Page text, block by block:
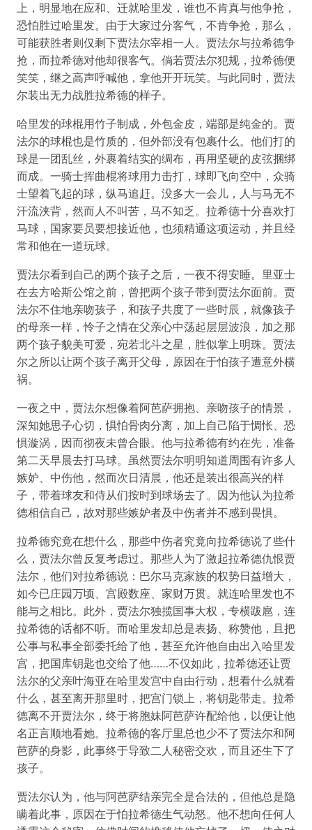
上，明显地在应和、迁就哈里发，谁也不肯真与他争抢，
恐怕胜过哈里发。由于大家过分客气，不肯争抢，那么，
可能获胜者则仅剩下贾法尔宰相一人。贾法尔与拉希德争
抢，而拉希德对他却很客气。倘若贾法尔犯规，拉希德便
笑笑，继之高声呼喊他，拿他开开玩笑。与此同时，贾法
尔装出无力战胜拉希德的样子。
哈里发的球棍用竹子制成，外包金皮，端部是纯金的。贾
法尔的球棍也是竹质的，但外部没有包裹什么。他们打的
球是一团乱丝，外裹着结实的绸布，再用坚硬的皮弦捆绑
而成。一骑士挥曲棍将球用力击打，球即飞向空中，众骑
士望着飞起的球，纵马追赶。没多大一会儿，人与马无不
汗流浃背，然而人不叫苦，马不知乏。拉希德十分喜欢打
马球，国家要员要想接近他，也须精通这项运动，并且经
常和他在一道玩球。
贾法尔看到自己的两个孩子之后，一夜不得安睡。里亚士
在去方哈斯公馆之前，曾把两个孩子带到贾法尔面前。贾
法尔不住地亲吻孩子，和孩子共度了一些时辰，就像孩子
的母亲一样，怜子之情在父亲心中荡起层层波浪，加之那
两个孩子貌美可爱，宛若北斗之星，胜似掌上明珠。贾法
尔之所以让两个孩子离开父母，原因在于怕孩子遭意外横
祸。
一夜之中，贾法尔想像着阿芭萨拥抱、亲吻孩子的情景，
深知她思子心切，惧怕骨肉分离，加上自己陷于惆怅、恐
惧漩涡，因而彻夜未曾合眼。他与拉希德有约在先，准备
第二天早晨去打马球。虽然贾法尔明明知道周围有许多人
嫉妒、中伤他，然而次日清晨，他还是装出很高兴的样
子，带着球友和侍从们按时到球场去了。因为他认为拉希
德相信自己，故对那些嫉妒者及中伤者并不感到畏惧。
拉希德究竟在想什么，那些中伤者究竟向拉希德说了些什
么，贾法尔曾反复考虑过。那些人为了激起拉希德仇恨贾
法尔，他们对拉希德说：巴尔马克家族的权势日益增大，
如今已庄园万顷、宫殿数座、家财万贯。就连哈里发也不
能与之相比。此外，贾法尔独揽国事大权，专横跋扈，连
拉希德的话都不听。而哈里发却总是表扬、称赞他，且把
公事与私事全部委托给了他，甚至允许他自由出入哈里发
宫，把国库钥匙也交给了他……不仅如此，拉希德还让贾
法尔的父亲叶海亚在哈里发宫中自由行动，想看什么就看
什么，甚至离开那里时，把宫门锁上，将钥匙带走。拉希
德离不开贾法尔，终于将胞妹阿芭萨许配给他，以便让他
名正言顺地看她。拉希德的客厅里总也少不了贾法尔和阿
芭萨的身影，此事终于导致二人秘密交欢，而且还生下了
孩子。
贾法尔认为，他与阿芭萨结亲完全是合法的，但他总是隐
瞒着此事，原因在于怕拉希德生气动怒。他不想向任何人